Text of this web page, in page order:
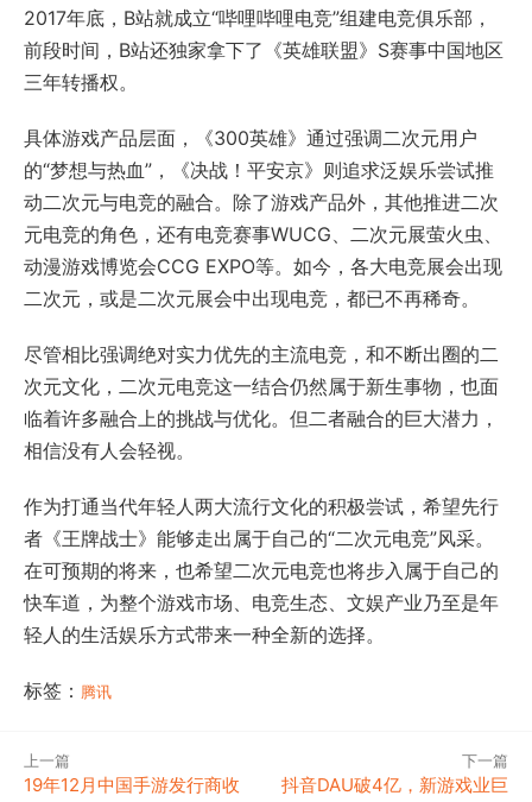
2017年底，B站就成立“哔哩哔哩电竞”组建电竞俱乐部，
前段时间，B站还独家拿下了《英雄联盟》S赛事中国地区
三年转播权。
具体游戏产品层面，《300英雄》通过强调二次元用户
的“梦想与热血”，《决战！平安京》则追求泛娱乐尝试推
动二次元与电竞的融合。除了游戏产品外，其他推进二次
元电竞的角色，还有电竞赛事WUCG、二次元展萤火虫、
动漫游戏博览会CCG EXPO等。如今，各大电竞展会出现
二次元，或是二次元展会中出现电竞，都已不再稀奇。
尽管相比强调绝对实力优先的主流电竞，和不断出圈的二
次元文化，二次元电竞这一结合仍然属于新生事物，也面
临着许多融合上的挑战与优化。但二者融合的巨大潜力，
相信没有人会轻视。
作为打通当代年轻人两大流行文化的积极尝试，希望先行
者《王牌战士》能够走出属于自己的“二次元电竞”风采。
在可预期的将来，也希望二次元电竞也将步入属于自己的
快车道，为整个游戏市场、电竞生态、文娱产业乃至是年
轻人的生活娱乐方式带来一种全新的选择。
标签： 腾讯
上一篇
19年12月中国手游发行商收
下一篇
抖音DAU破4亿，新游戏业巨